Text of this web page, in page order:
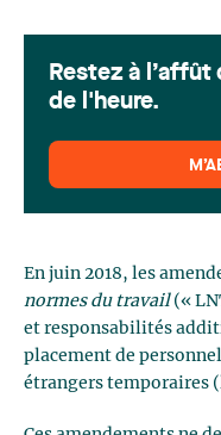
En juin 2018, les
normes du travail(«
et responsabilités
placement de
étrangers temporaires
Restez à
de l'heure.